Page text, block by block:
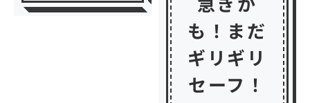
も！まだ
ギリギリ
セーフ！